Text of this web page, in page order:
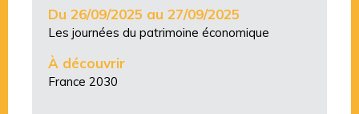
Du 26/09/2025 au 27/09/2025
Les journées du patrimoine économique
À découvrir
France 2030